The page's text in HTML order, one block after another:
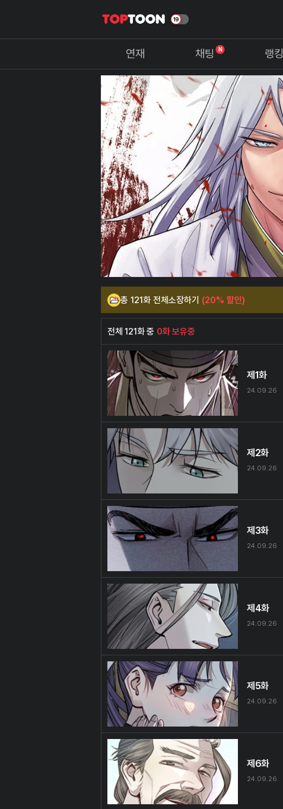
연재 채팅 N 랭킹
총 121화 전체소장하기 (20% 할인)
전체 121화 중 0화 보유중
제1화
24.09.26
제2화
24.09.26
제3화
24.09.26
제4화
24.09.26
제5화
24.09.26
제6화
24.09.26